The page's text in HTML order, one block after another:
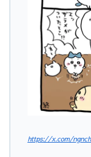
https://x.com/